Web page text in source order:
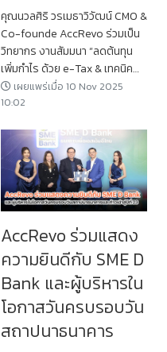
คุณนวลศิริ วรเมธาวิวัฒน์ CMO &
Co-founde AccRevo ร่วมเป็น
วิทยากร งานสัมมนา “ลดต้นทุน
เพิ่มกำไร ด้วย e-Tax & เทคนิค
วางแผนภาษี SMEs ก่อนสิ้นปี 68”
เผยแพร่เมื่อ 10 Nov 2025
10:02
AccRevo ร่วมแสดง
ความยินดีกับ SME D
Bank และผู้บริหารใน
โอกาสวันครบรอบวัน
สถาปนาธนาคาร